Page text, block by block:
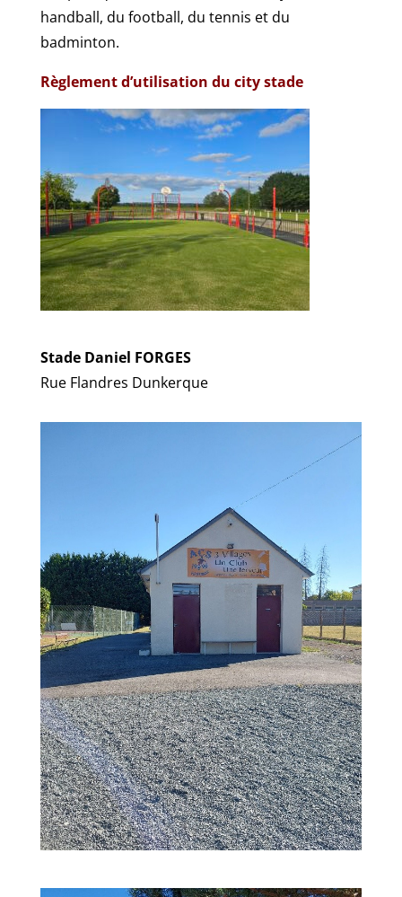
handball, du football, du tennis et du
badminton.
Règlement d’utilisation du city stade
Stade Daniel FORGES
Rue Flandres Dunkerque